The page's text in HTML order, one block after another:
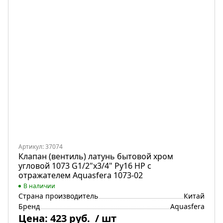
Артикул: 37074
Клапан (вентиль) латунь бытовой хром
угловой 1073 G1/2"х3/4" Ру16 НР с
отражателем Aquasfera 1073-02
В наличии
Страна производитель
Китай
Бренд
Aquasfera
Цена: 423 руб. / шт